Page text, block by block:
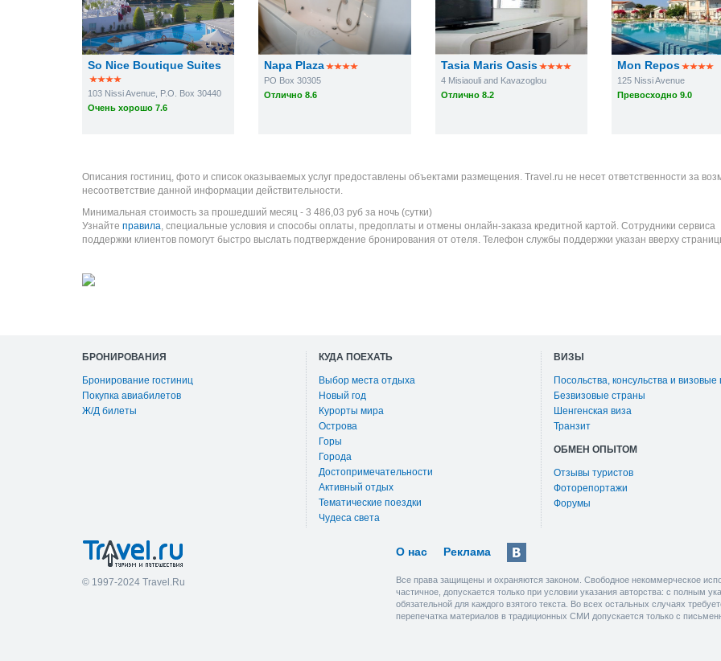
So Nice Boutique Suites
103 Nissi Avenue, P.O. Box 30440
Очень хорошо 7.6
Napa Plaza
PO Box 30305
Отлично 8.6
Tasia Maris Oasis
4 Misiaouli and Kavazoglou
Отлично 8.2
Mon Repos
125 Nissi Avenue
Превосходно 9.0
Описания гостиниц, фото и список оказываемых услуг предоставлены объектами размещения. Travel.ru не несет ответственности за
несоответствие данной информации действительности.
Минимальная стоимость за прошедший месяц - 3 486,03 руб за ночь (сутки)
Узнайте правила, специальные условия и способы оплаты, предоплаты и отмены онлайн-заказа кредитной картой. Сотрудники сервиса
поддержки клиентов помогут быстро выслать подтверждение бронирования от отеля. Телефон службы поддержки указан вверху
БРОНИРОВАНИЯ
Бронирование гостиниц
Покупка авиабилетов
Ж/Д билеты
КУДА ПОЕХАТЬ
Выбор места отдыха
Новый год
Курорты мира
Острова
Горы
Города
Достопримечательности
Активный отдых
Тематические поездки
Чудеса света
ВИЗЫ
Посольства, консульства и
Безвизовые страны
Шенгенская виза
Транзит
ОБМЕН ОПЫТОМ
Отзывы туристов
Фоторепортажи
Форумы
© 1997-2024 Travel.Ru
О нас Реклама
Все права защищены и охраняются законом. Свободное некоммерческое
частичное, допускается только при условии указания авторства: с полным
обязательной для каждого взятого текста. Во всех остальных случаях
перепечатка материалов в традиционных СМИ допускается только с